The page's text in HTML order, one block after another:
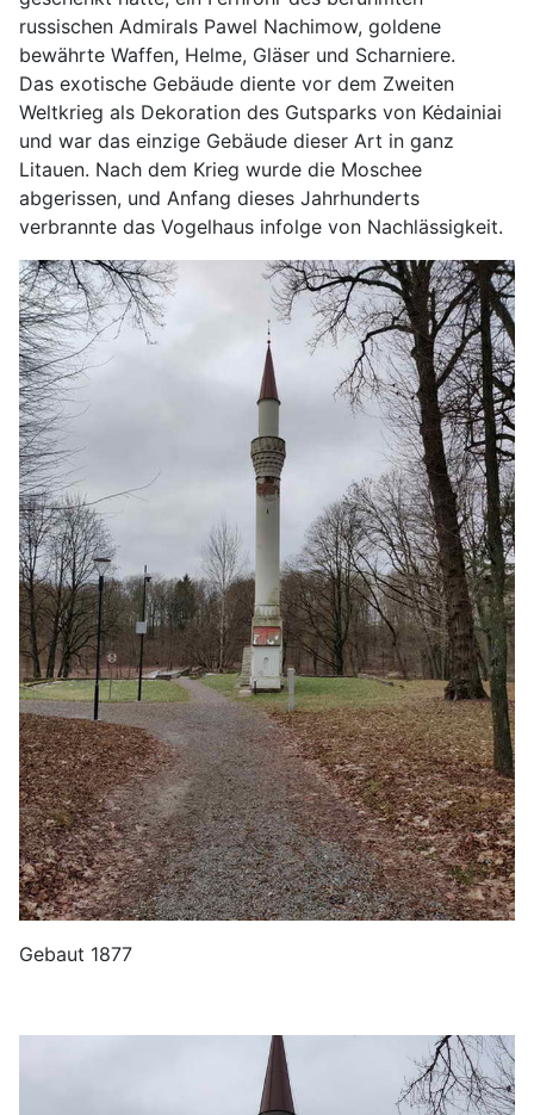
russischen Admirals Pawel Nachimow, goldene
bewährte Waffen, Helme, Gläser und Scharniere.
Das exotische Gebäude diente vor dem Zweiten
Weltkrieg als Dekoration des Gutsparks von Kėdainiai
und war das einzige Gebäude dieser Art in ganz
Litauen. Nach dem Krieg wurde die Moschee
abgerissen, und Anfang dieses Jahrhunderts
verbrannte das Vogelhaus infolge von Nachlässigkeit.
Gebaut 1877